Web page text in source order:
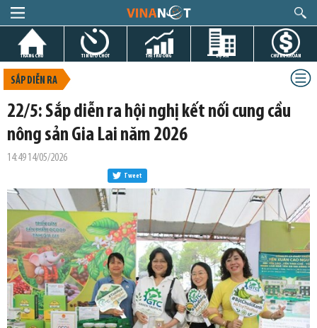
TRANG CHỦ TIN GIỜ CHÓT THỊ TRƯỜNG DỰ ÁN CHỨNG KHOÁN
SẮP DIỄN RA
22/5: Sắp diễn ra hội nghị kết nối cung cầu
nông sản Gia Lai năm 2026
14:49 14/05/2026
Tweet